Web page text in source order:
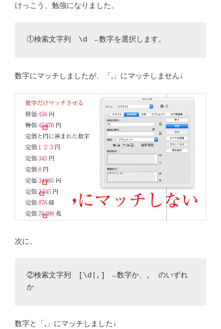
けっこう、勉強になりました。
①検索文字列 \d ←数字を選択します。
数字にマッチしましたが、「,」にマッチしません↓
次に、
②検索文字列 [\d|,] ←数字か、, のいずれ
か
数字と「,」にマッチしました↓